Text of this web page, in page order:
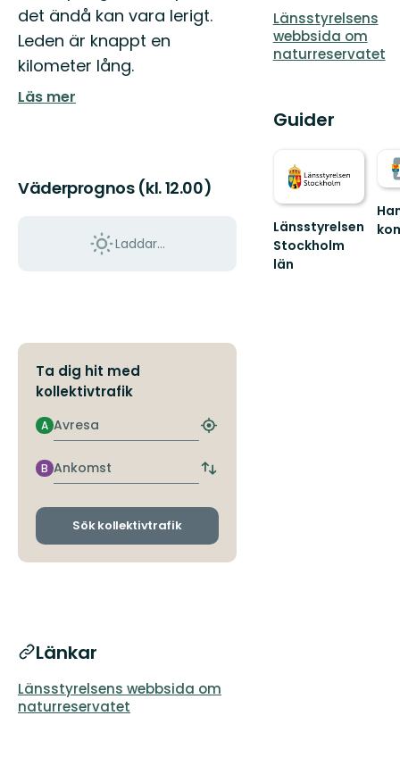
det ändå kan vara lerigt.
Leden är knappt en
kilometer lång.
Läs mer
Väderprognos (kl. 12.00)
Laddar...
Ta dig hit med
kollektivtrafik
Avresa
A
Hitta
hållplats
Ankomst
B
Byt
och
Sök kollektivtrafik
Länkar
Länsstyrelsens webbsida om
naturreservatet
Länsstyrelsens
webbsida om
naturreservatet
Guider
Länsstyrelsen
Stockholm
län